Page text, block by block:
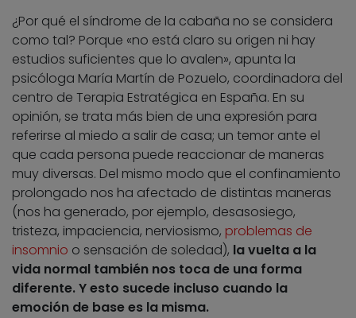
¿Por qué el síndrome de la cabaña no se considera
como tal? Porque «no está claro su origen ni hay
estudios suficientes que lo avalen», apunta la
psicóloga María Martín de Pozuelo, coordinadora del
centro de Terapia Estratégica en España. En su
opinión, se trata más bien de una expresión para
referirse al miedo a salir de casa; un temor ante el
que cada persona puede reaccionar de maneras
muy diversas. Del mismo modo que el confinamiento
prolongado nos ha afectado de distintas maneras
(nos ha generado, por ejemplo, desasosiego,
tristeza, impaciencia, nerviosismo, problemas de
insomnio o sensación de soledad), la vuelta a la
vida normal también nos toca de una forma
diferente. Y esto sucede incluso cuando la
emoción de base es la misma.